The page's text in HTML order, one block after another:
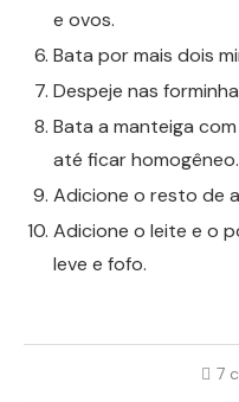
e ovos.
Bata por mais dois
Despeje nas
Bata a manteiga
até ficar homogêneo.
Adicione o resto de
Adicione o leite e o
leve e fofo.
7